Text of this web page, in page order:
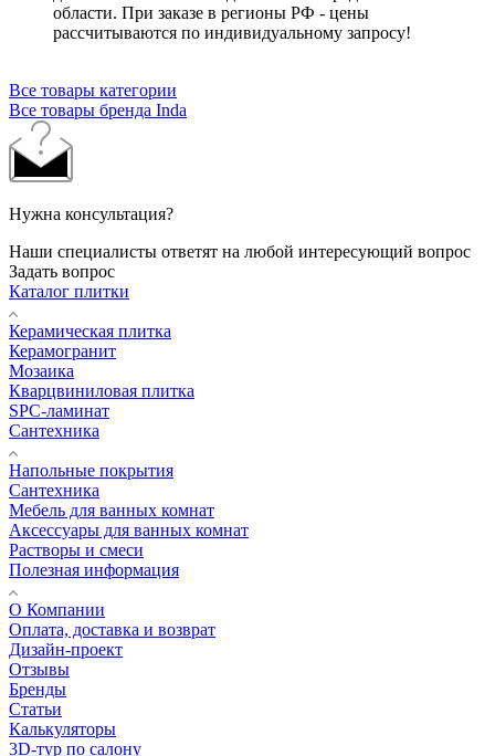
области. При заказе в регионы РФ - цены
рассчитываются по индивидуальному запросу!
Все товары категории
Все товары бренда Inda
Нужна консультация?
Наши специалисты ответят на любой интересующий вопрос
Задать вопрос
Каталог плитки
Керамическая плитка
Керамогранит
Мозаика
Кварцвиниловая плитка
SPC-ламинат
Сантехника
Напольные покрытия
Сантехника
Мебель для ванных комнат
Аксессуары для ванных комнат
Растворы и смеси
Полезная информация
О Компании
Оплата, доставка и возврат
Дизайн-проект
Отзывы
Бренды
Статьи
Калькуляторы
3D-тур по салону